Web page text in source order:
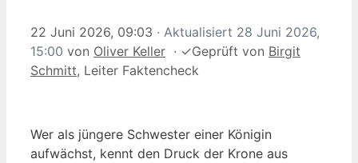
22 Juni 2026, 09:03 · Aktualisiert 28 Juni 2026,
15:00 von Oliver Keller · ✓Geprüft von Birgit
Schmitt, Leiter Faktencheck
Wer als jüngere Schwester einer Königin
aufwächst, kennt den Druck der Krone aus